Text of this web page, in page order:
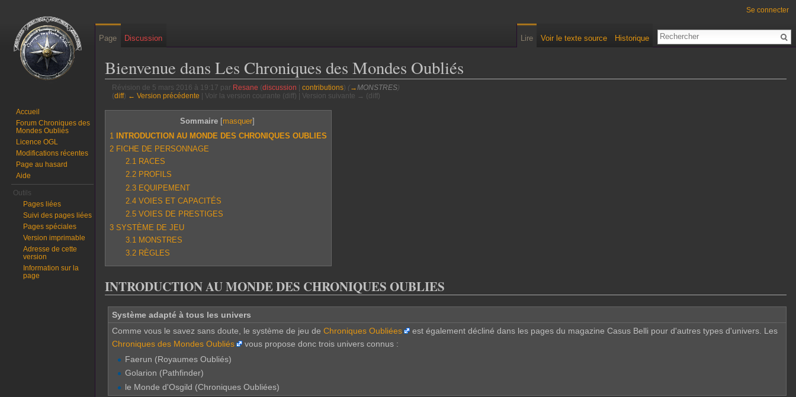
Bienvenue dans Les Chroniques des Mondes Oubliés
Révision de 5 mars 2016 à 19:17 par Resane (discussion contributions) ( →MONSTRES)
(diff) ← Version précédente | Voir la version courante (diff) | Version suivante → (diff)
Sommaire[masquer]
1 INTRODUCTION AU MONDE DES CHRONIQUES OUBLIES
2 FICHE DE PERSONNAGE
2.1 RACES
2.2 PROFILS
2.3 EQUIPEMENT
2.4 VOIES ET CAPACITÉS
2.5 VOIES DE PRESTIGES
3 SYSTÈME DE JEU
3.1 MONSTRES
3.2 RÈGLES
INTRODUCTION AU MONDE DES CHRONIQUES OUBLIES
Système adapté à tous les univers
Comme vous le savez sans doute, le système de jeu de Chroniques Oubliées
est également décliné dans les pages du magazine Casus Belli pour d'autres types d'univers. Les
Chroniques des Mondes Oubliés
vous propose donc trois univers connus :
Faerun (Royaumes Oubliés)
Golarion (Pathfinder)
le Monde d'Osgild (Chroniques Oubliées)
Se connecter
Page Discussion Lire Voir le texte source Historique
Accueil
Forum Chroniques des
Mondes Oubliés
Licence OGL
Modifications récentes
Page au hasard
Aide
Outils
Pages liées
Suivi des pages liées
Pages spéciales
Version imprimable
Adresse de cette
version
Information sur la
page